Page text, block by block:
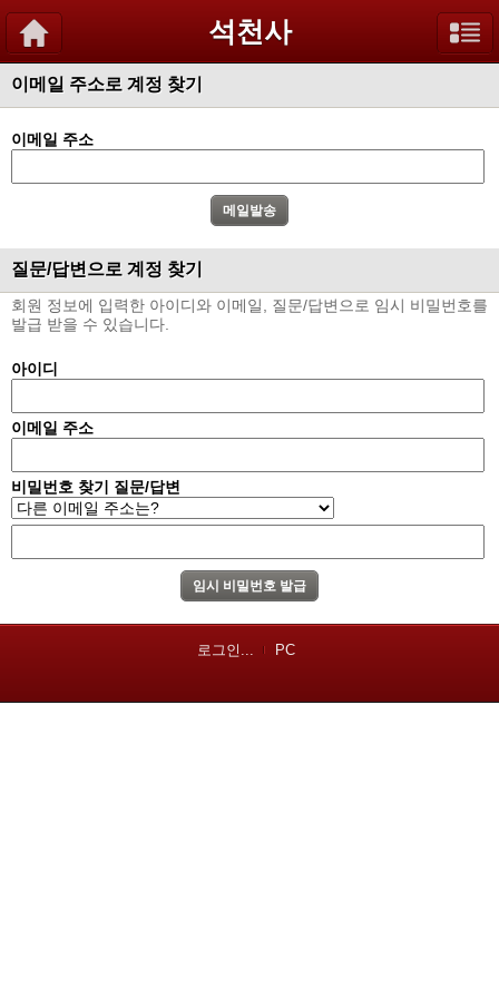
석천사
이메일 주소로 계정 찾기
이메일 주소
질문/답변으로 계정 찾기
회원 정보에 입력한 아이디와 이메일, 질문/답변으로 임시 비밀번호를
발급 받을 수 있습니다.
아이디
이메일 주소
비밀번호 찾기 질문/답변
로그인... PC